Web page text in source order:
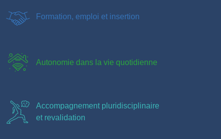
Formation, emploi et insertion
Autonomie dans la vie quotidienne
Accompagnement pluridisciplinaire
et revalidation